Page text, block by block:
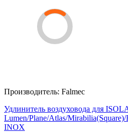
Производитель: Falmec
Удлинитель воздуховода для
Lumen/Plane/Atlas/
INOX